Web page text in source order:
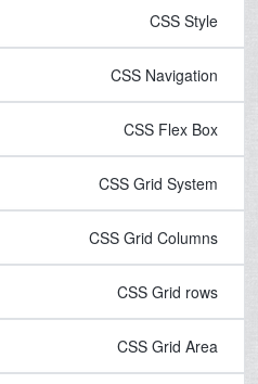
CSS Style
CSS Navigation
CSS Flex Box
CSS Grid System
CSS Grid Columns
CSS Grid rows
CSS Grid Area